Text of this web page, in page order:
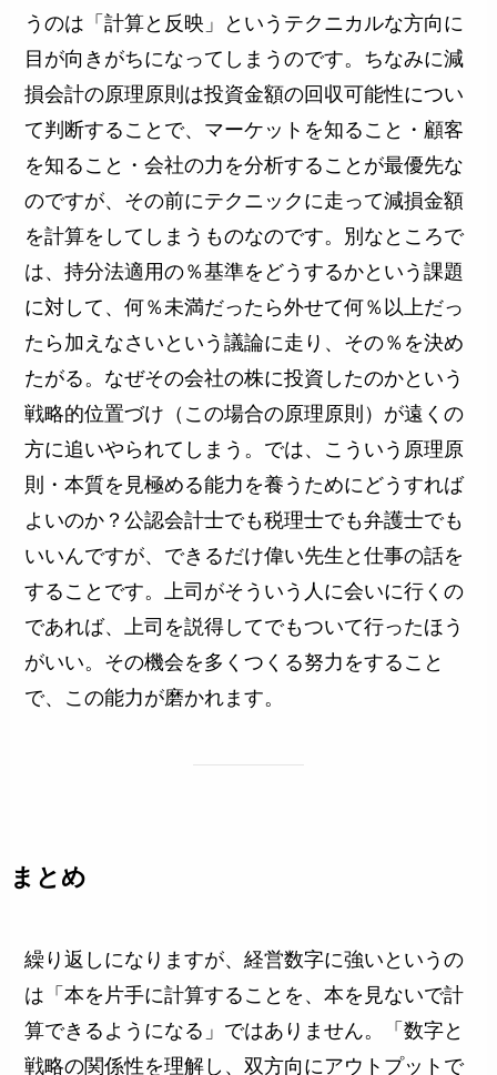
うのは「計算と反映」というテクニカルな方向に
目が向きがちになってしまうのです。ちなみに減
損会計の原理原則は投資金額の回収可能性につい
て判断することで、マーケットを知ること・顧客
を知ること・会社の力を分析することが最優先な
のですが、その前にテクニックに走って減損金額
を計算をしてしまうものなのです。別なところで
は、持分法適用の％基準をどうするかという課題
に対して、何％未満だったら外せて何％以上だっ
たら加えなさいという議論に走り、その％を決め
たがる。なぜその会社の株に投資したのかという
戦略的位置づけ（この場合の原理原則）が遠くの
方に追いやられてしまう。では、こういう原理原
則・本質を見極める能力を養うためにどうすれば
よいのか？公認会計士でも税理士でも弁護士でも
いいんですが、できるだけ偉い先生と仕事の話を
することです。上司がそういう人に会いに行くの
であれば、上司を説得してでもついて行ったほう
がいい。その機会を多くつくる努力をすること
で、この能力が磨かれます。
まとめ
繰り返しになりますが、経営数字に強いというの
は「本を片手に計算することを、本を見ないで計
算できるようになる」ではありません。「数字と
戦略の関係性を理解し、双方向にアウトプットで